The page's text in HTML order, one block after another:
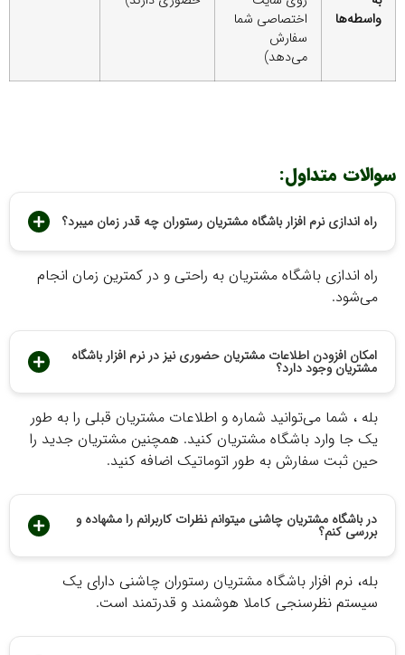
واسطه‌ها
اختصاصی شما
سفارش
می‌دهد)
متداول:
راه اندازی نرم افزار باشگاه مشتریان رستوران چه قدر زمان میبرد؟
راه اندازی باشگاه مشتریان به راحتی و در کمترین زمان انجام
می‌شود.
امکان افزودن اطلاعات مشتریان حضوری نیز در نرم افزار باشگاه
مشتریان وجود دارد؟
بله ، شما می‌توانید شماره و اطلاعات مشتریان قبلی را به طور
یک جا وارد باشگاه مشتریان کنید. همچنین مشتریان جدید را
حین ثبت سفارش به طور اتوماتیک اضافه کنید.
در باشگاه مشتریان چاشنی میتوانم نظرات کاربرانم را مشهاده و
بررسی کنم؟
بله، نرم افزار باشگاه مشتریان رستوران چاشنی دارای یک
سیستم نظرسنجی کاملا هوشمند و قدرتمند است.